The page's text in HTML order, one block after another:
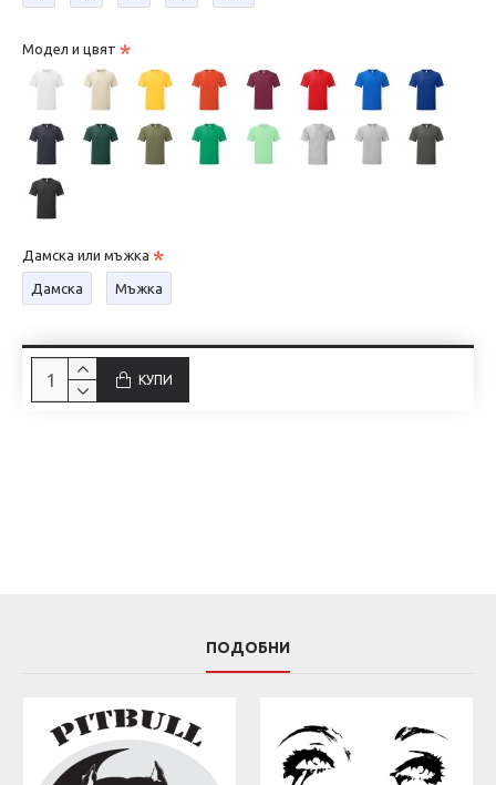
Модел и цвят
Дамска или мъжка
Дамска Мъжка
КУПИ
ПОДОБНИ